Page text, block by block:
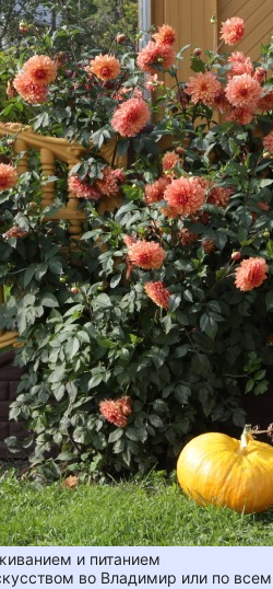
и питанием
во Владимир или по